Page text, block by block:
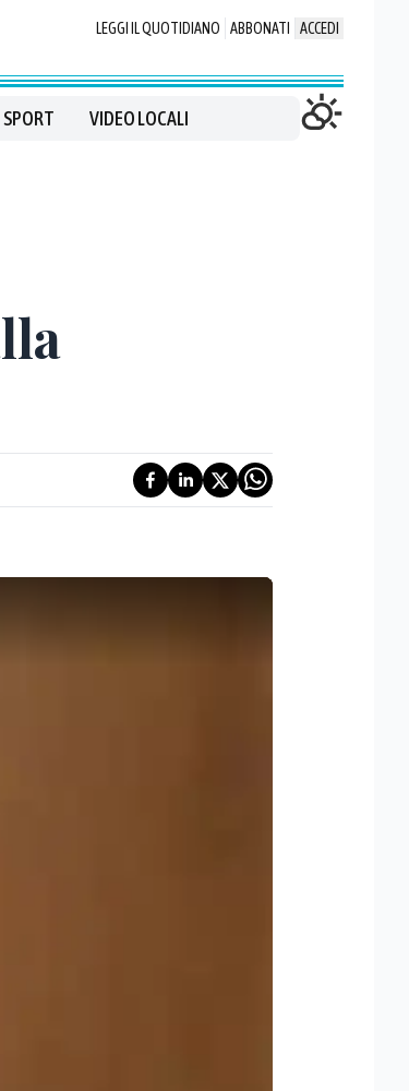
LEGGI IL QUOTIDIANO ABBONATI ACCEDI
SPORT VIDEO LOCALI